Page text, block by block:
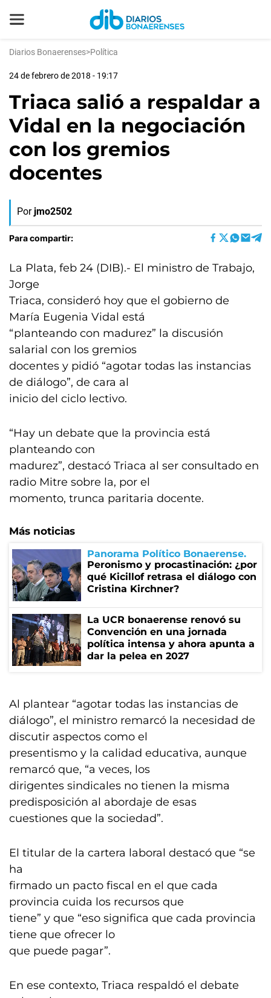
Diarios Bonaerenses>Política
24 de febrero de 2018 - 19:17
Triaca salió a respaldar a
Vidal en la negociación
con los gremios
docentes
Por jmo2502
Para compartir:
La Plata, feb 24 (DIB).- El ministro de Trabajo,
Jorge
Triaca, consideró hoy que el gobierno de
María Eugenia Vidal está
“planteando con madurez” la discusión
salarial con los gremios
docentes y pidió “agotar todas las instancias
de diálogo”, de cara al
inicio del ciclo lectivo.
“Hay un debate que la provincia está
planteando con
madurez”, destacó Triaca al ser consultado en
radio Mitre sobre la, por el
momento, trunca paritaria docente.
Más noticias
Panorama Político Bonaerense
Peronismo y procastinación: ¿por
qué Kicillof retrasa el diálogo con
Cristina Kirchner?
La UCR bonaerense renovó su
Convención en una jornada
política intensa y ahora apunta a
dar la pelea en 2027
Al plantear “agotar todas las instancias de
diálogo”, el ministro remarcó la necesidad de
discutir aspectos como el
presentismo y la calidad educativa, aunque
remarcó que, “a veces, los
dirigentes sindicales no tienen la misma
predisposición al abordaje de esas
cuestiones que la sociedad”.
El titular de la cartera laboral destacó que “se
ha
firmado un pacto fiscal en el que cada
provincia cuida los recursos que
tiene” y que “eso significa que cada provincia
tiene que ofrecer lo
que puede pagar”.
En ese contexto, Triaca respaldó el debate